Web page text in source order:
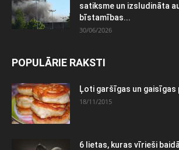
satiksme un izsludināta
bīstamības...
30/06/2026
POPULĀRIE RAKSTI
Ļoti garšīgas un gaisīgas
18/11/2015
6 lietas, kuras vīrieši